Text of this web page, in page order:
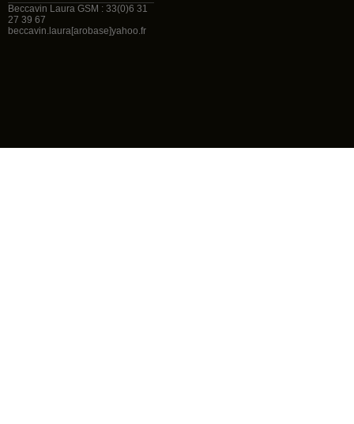
Beccavin Laura GSM : 33(0)6 31
27 39 67
beccavin.laura[arobase]yahoo.fr